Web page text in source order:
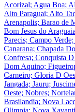
Acorizal; Agua Boa;
Alto Paraguai; Alto
Arenapolis; Barao de
Bom Jesus do
Parecis; Campo
Canarana; Chapada
Confresa; Conquista
Dom Aquino;
Carneiro; Gloria D
Jangada; Jauru;
Oeste; Nobres;
Brasilandia; Nova
Olimpia; Nova